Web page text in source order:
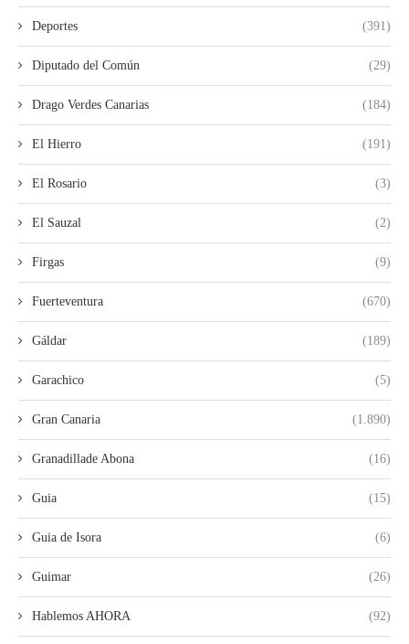
Deportes (391)
Diputado del Común (29)
Drago Verdes Canarias (184)
El Hierro (191)
El Rosario (3)
El Sauzal (2)
Firgas (9)
Fuerteventura (670)
Gáldar (189)
Garachico (5)
Gran Canaria (1.890)
Granadillade Abona (16)
Guia (15)
Guia de Isora (6)
Guimar (26)
Hablemos AHORA (92)